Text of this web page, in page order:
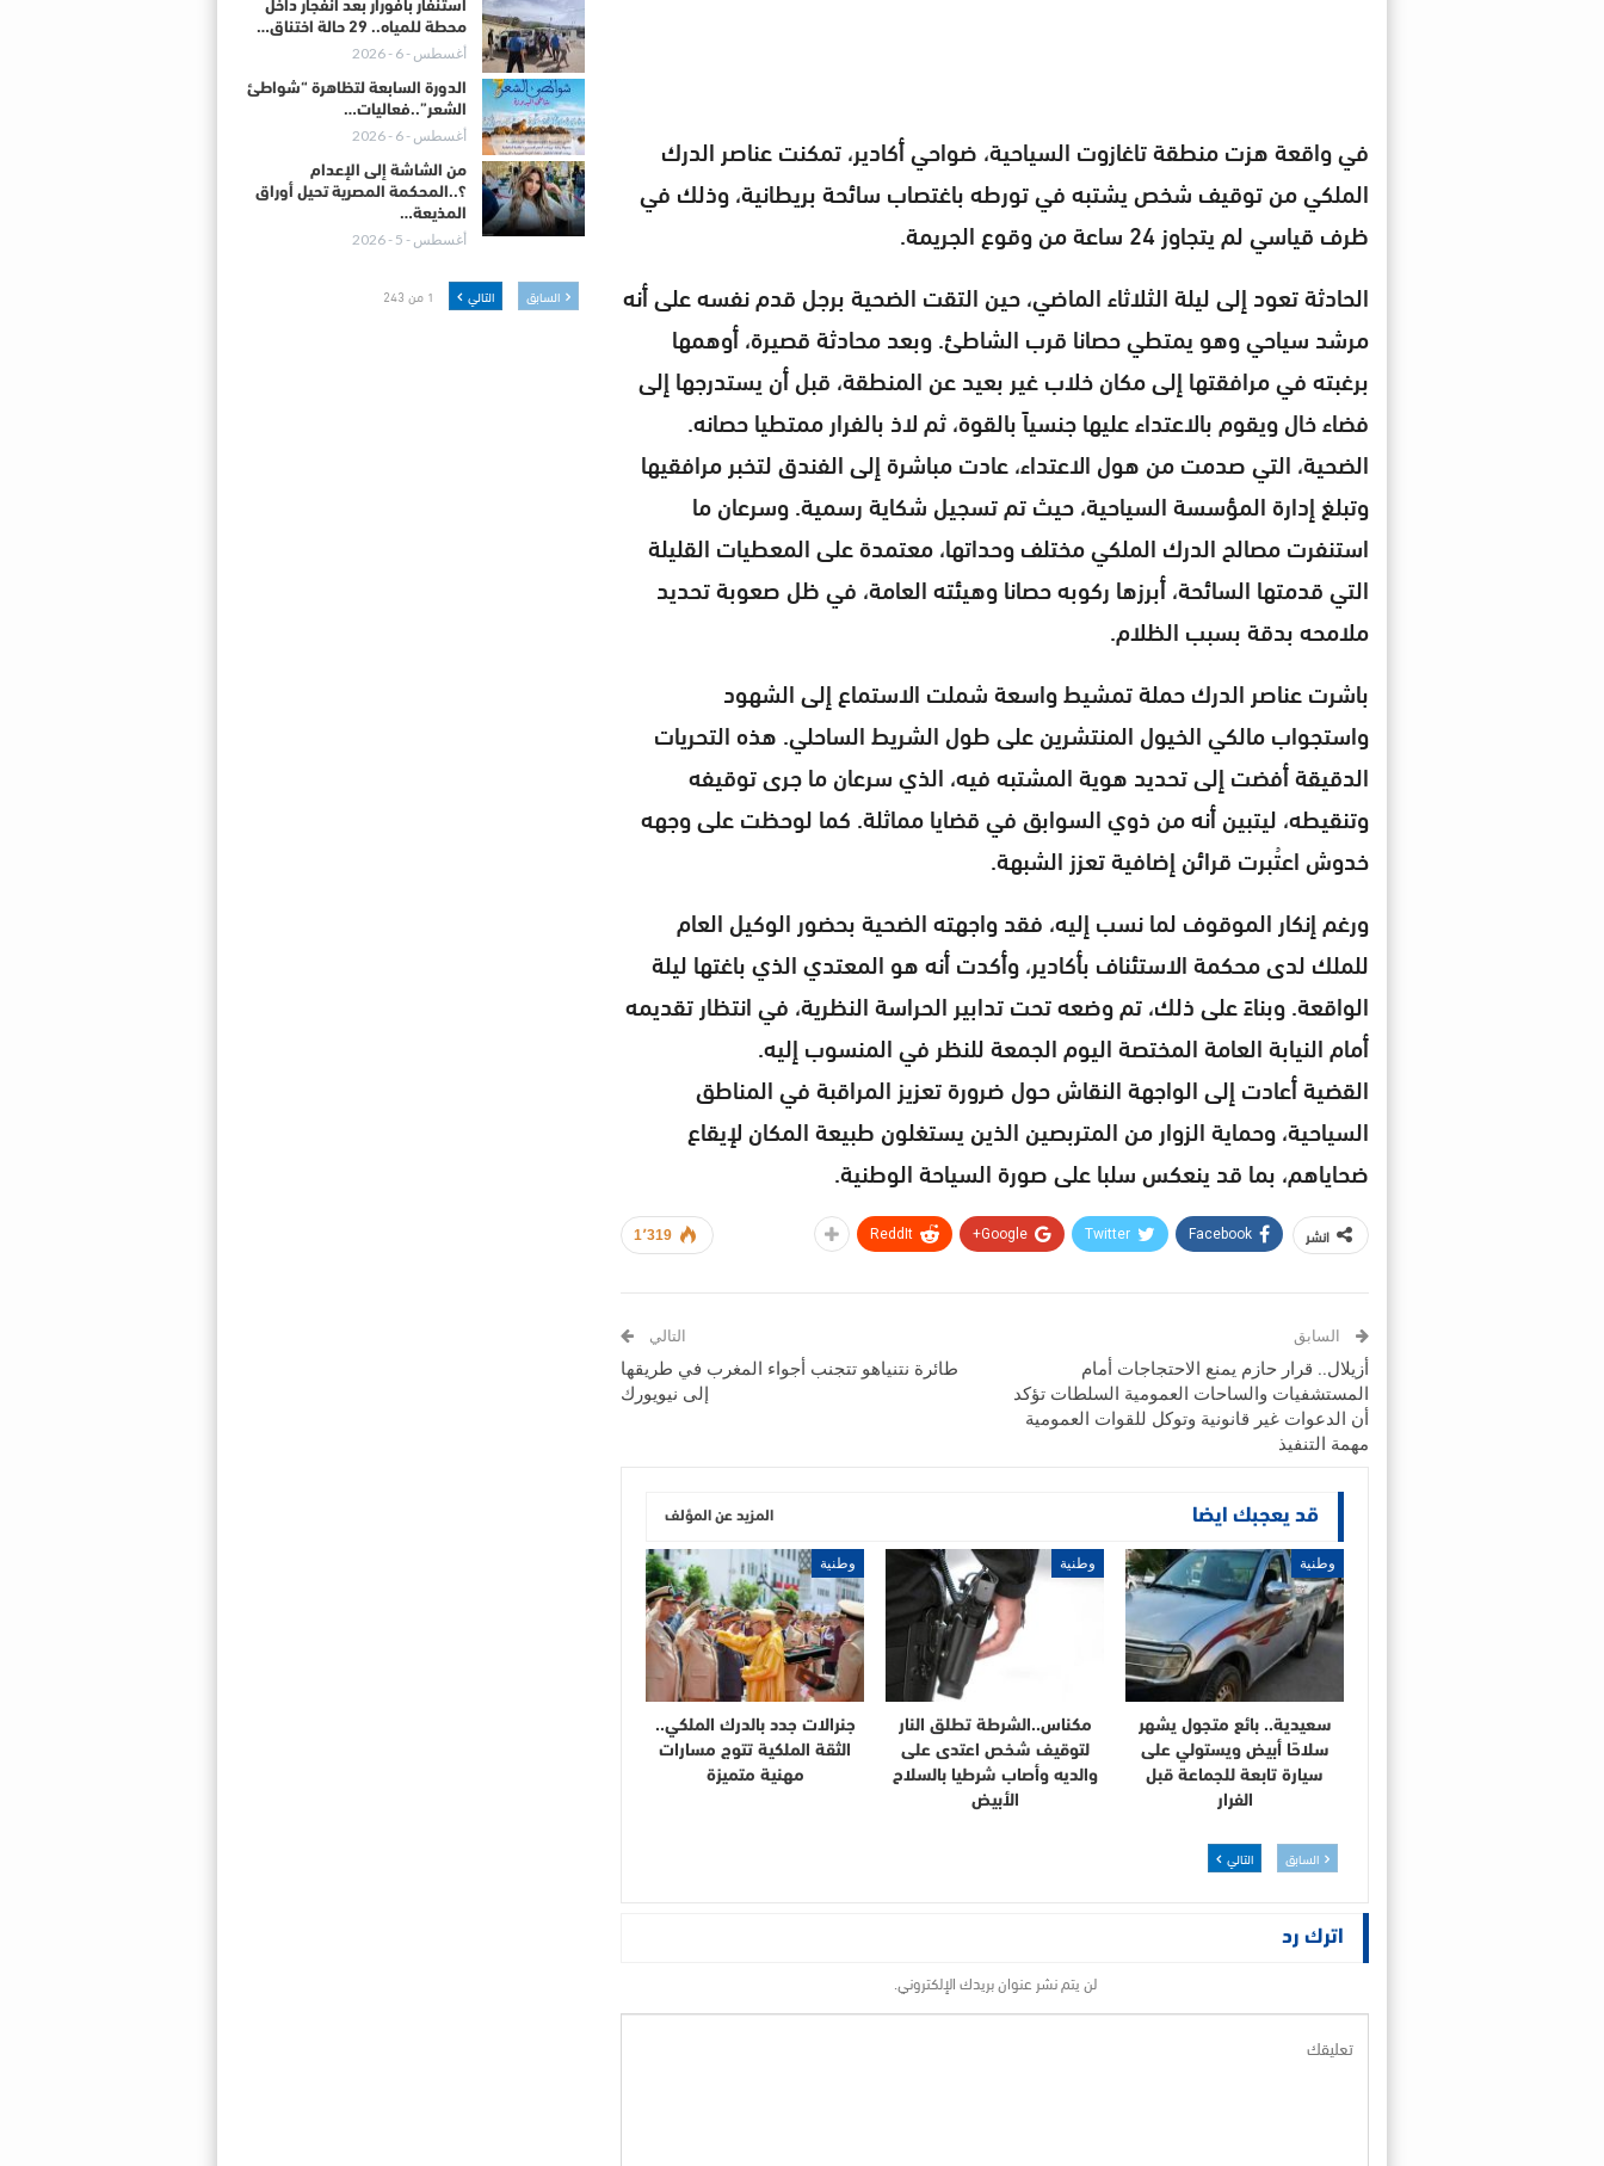
في واقعة هزت منطقة تاغازوت السياحية، ضواحي أكادير، تمكنت عناصر الدرك
الملكي من توقيف شخص يشتبه في تورطه باغتصاب سائحة بريطانية، وذلك في
ظرف قياسي لم يتجاوز 24 ساعة من وقوع الجريمة.
الحادثة تعود إلى ليلة الثلاثاء الماضي، حين التقت الضحية برجل قدم نفسه على أنه
مرشد سياحي وهو يمتطي حصانا قرب الشاطئ. وبعد محادثة قصيرة، أوهمها
برغبته في مرافقتها إلى مكان خلاب غير بعيد عن المنطقة، قبل أن يستدرجها إلى
فضاء خال ويقوم بالاعتداء عليها جنسياً بالقوة، ثم لاذ بالفرار ممتطيا حصانه.
الضحية، التي صدمت من هول الاعتداء، عادت مباشرة إلى الفندق لتخبر مرافقيها
وتبلغ إدارة المؤسسة السياحية، حيث تم تسجيل شكاية رسمية. وسرعان ما
استنفرت مصالح الدرك الملكي مختلف وحداتها، معتمدة على المعطيات القليلة
التي قدمتها السائحة، أبرزها ركوبه حصانا وهيئته العامة، في ظل صعوبة تحديد
ملامحه بدقة بسبب الظلام.
باشرت عناصر الدرك حملة تمشيط واسعة شملت الاستماع إلى الشهود
واستجواب مالكي الخيول المنتشرين على طول الشريط الساحلي. هذه التحريات
الدقيقة أفضت إلى تحديد هوية المشتبه فيه، الذي سرعان ما جرى توقيفه
وتنقيطه، ليتبين أنه من ذوي السوابق في قضايا مماثلة. كما لوحظت على وجهه
خدوش اعتُبرت قرائن إضافية تعزز الشبهة.
ورغم إنكار الموقوف لما نسب إليه، فقد واجهته الضحية بحضور الوكيل العام
للملك لدى محكمة الاستئناف بأكادير، وأكدت أنه هو المعتدي الذي باغتها ليلة
الواقعة. وبناءً على ذلك، تم وضعه تحت تدابير الحراسة النظرية، في انتظار تقديمه
أمام النيابة العامة المختصة اليوم الجمعة للنظر في المنسوب إليه.
القضية أعادت إلى الواجهة النقاش حول ضرورة تعزيز المراقبة في المناطق
السياحية، وحماية الزوار من المتربصين الذين يستغلون طبيعة المكان لإيقاع
ضحاياهم، بما قد ينعكس سلبا على صورة السياحة الوطنية.
1٬319 انشر Facebook
Twitter
Google+
ReddIt
السابق
أزيلال.. قرار حازم يمنع الاحتجاجات أمام
المستشفيات والساحات العمومية السلطات تؤكد
أن الدعوات غير قانونية وتوكل للقوات العمومية
مهمة التنفيذ
التالي
طائرة نتنياهو تتجنب أجواء المغرب في طريقها
إلى نيويورك
قد يعجبك ايضا المزيد عن المؤلف
وطنية
سعيدية.. بائع متجول يشهر
سلاحًا أبيض ويستولي على
سيارة تابعة للجماعة قبل
الفرار
وطنية
مكناس..الشرطة تطلق النار
لتوقيف شخص اعتدى على
والديه وأصاب شرطيا بالسلاح
الأبيض
وطنية
جنرالات جدد بالدرك الملكي..
الثقة الملكية تتوج مسارات
مهنية متميزة
السابق التالي
اترك رد
لن يتم نشر عنوان بريدك الإلكتروني.
استنفار بأفورار بعد انفجار داخل
محطة للمياه.. 29 حالة اختناق…
أغسطس - 6 - 2026
الدورة السابعة لتظاهرة “شواطئ
الشعر”..فعاليات…
أغسطس - 6 - 2026
من الشاشة إلى الإعدام
؟..المحكمة المصرية تحيل أوراق
المذيعة…
أغسطس - 5 - 2026
السابق التالي 1 من 243